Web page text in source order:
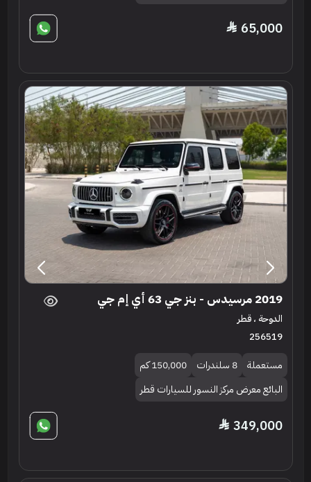
65,000
2019 مرسيدس - بنز جي 63 أي إم جي
الدوحة ، قطر
256519
مستعملة 8 سلندرات
150,000 كم
البائع معرض مركز النسور للسيارات قطر
349,000